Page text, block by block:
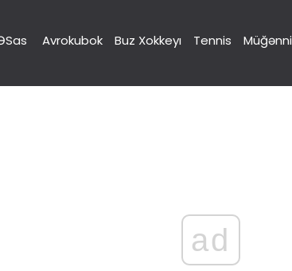
Avrokubok Buz Xokkeyı Tennis Müğənni
ad